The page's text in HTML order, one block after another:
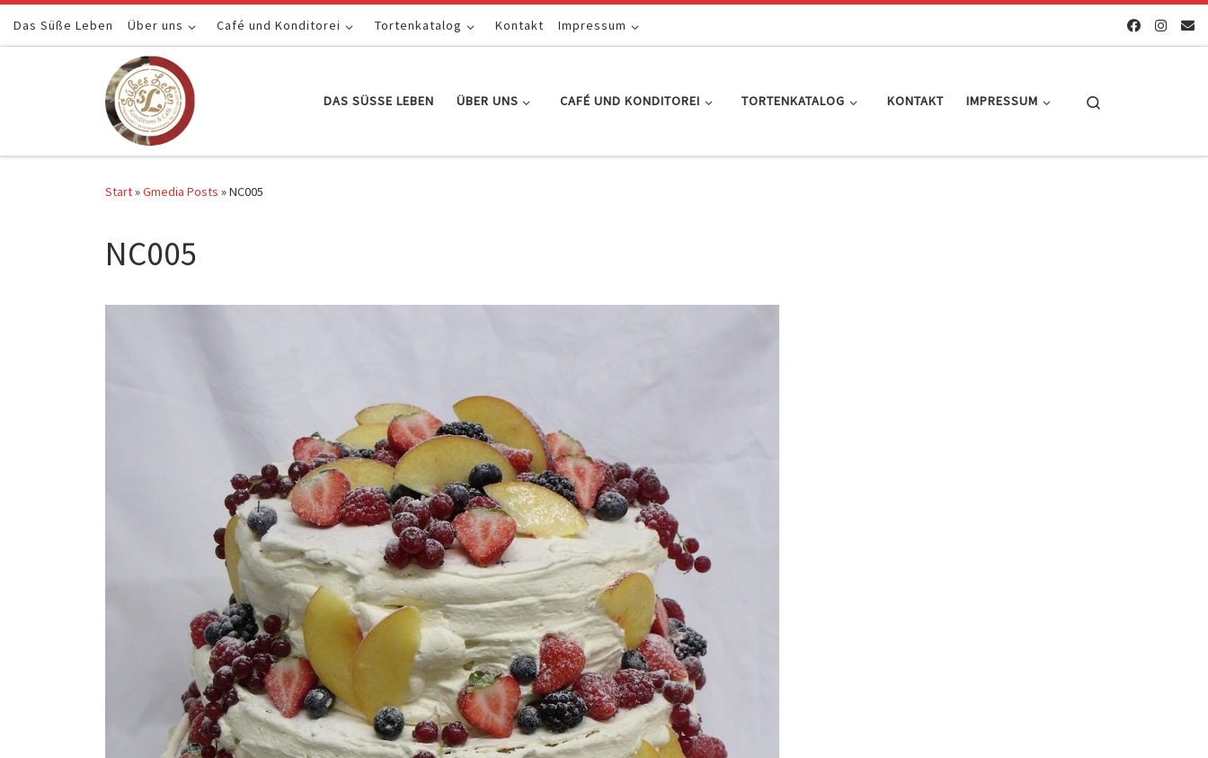
Zum Inhalt springen
Das Süße Leben Über uns Café und Konditorei Tortenkatalog Kontakt Impressum
DAS SÜSSE LEBEN ÜBER UNS CAFÉ UND KONDITOREI TORTENKATALOG KONTAKT IMPRESSUM
Start»Gmedia Posts »NC005
NC005